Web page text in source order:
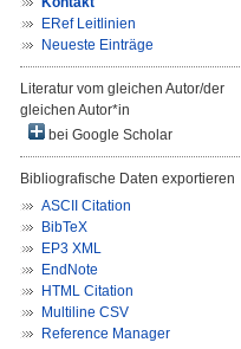
ERef Leitlinien
Neueste Einträge
Literatur vom gleichen Autor/der
gleichen Autor*in
bei Google Scholar
Bibliografische Daten exportieren
ASCII Citation
BibTeX
EP3 XML
EndNote
HTML Citation
Multiline CSV
Reference Manager